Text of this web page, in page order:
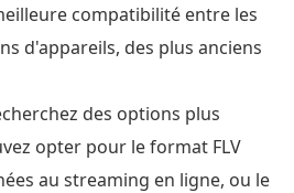
compatibilité entre les
d'appareils, des plus anciens
des options plus
opter pour le format FLV
au streaming en ligne, ou le